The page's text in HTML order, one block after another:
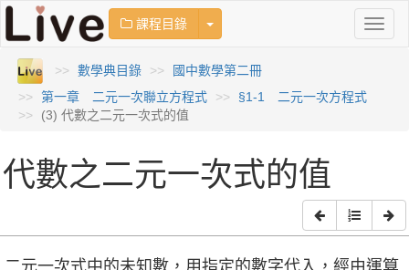
課程目錄 Toggle Dropdown
數學典目錄
國中數學第二冊
第一章 二元一次聯立方程式
§1-1 二元一次方程式
(3) 代數之二元一次式的值
代數之二元一次式的值
二元一次式中的未知數，用指定的數字代入，經由運算